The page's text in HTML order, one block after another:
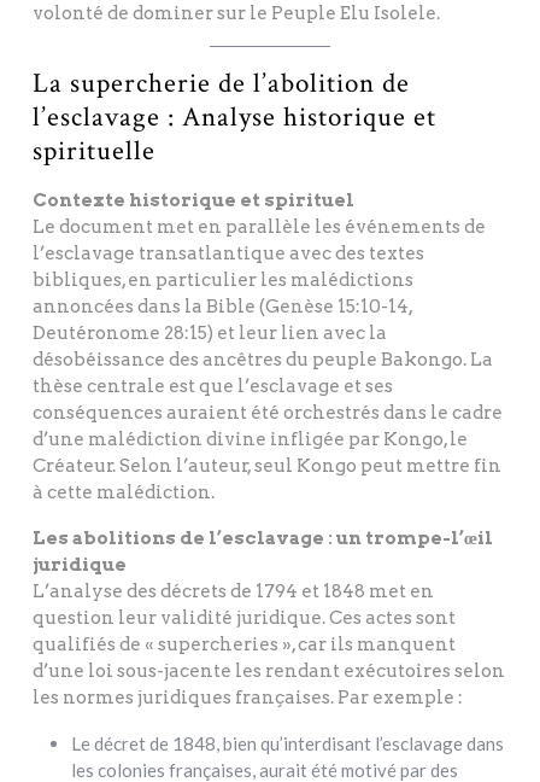
volonté de dominer sur le Peuple Elu Isolele.
La supercherie de l’abolition de
l’esclavage : Analyse historique et
spirituelle
Contexte historique et spirituel
Le document met en parallèle les événements de
l’esclavage transatlantique avec des textes
bibliques, en particulier les malédictions
annoncées dans la Bible (Genèse 15:10-14,
Deutéronome 28:15) et leur lien avec la
désobéissance des ancêtres du peuple Bakongo. La
thèse centrale est que l’esclavage et ses
conséquences auraient été orchestrés dans le cadre
d’une malédiction divine infligée par Kongo, le
Créateur. Selon l’auteur, seul Kongo peut mettre fin
à cette malédiction.
Les abolitions de l’esclavage : un trompe-l’œil
juridique
L’analyse des décrets de 1794 et 1848 met en
question leur validité juridique. Ces actes sont
qualifiés de « supercheries », car ils manquent
d’une loi sous-jacente les rendant exécutoires selon
les normes juridiques françaises. Par exemple :
Le décret de 1848, bien qu’interdisant l’esclavage dans
les colonies françaises, aurait été motivé par des